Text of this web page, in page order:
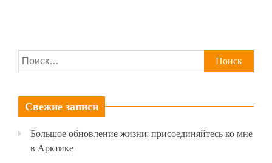
Найти:
Свежие записи
Большое обновление жизни: присоединяйтесь ко мне
в Арктике